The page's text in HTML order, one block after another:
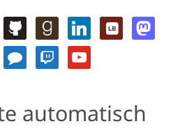
automatisch